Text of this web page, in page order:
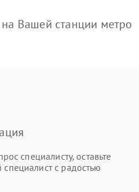
Вашей станции метро
специалисту, оставьте
с радостью